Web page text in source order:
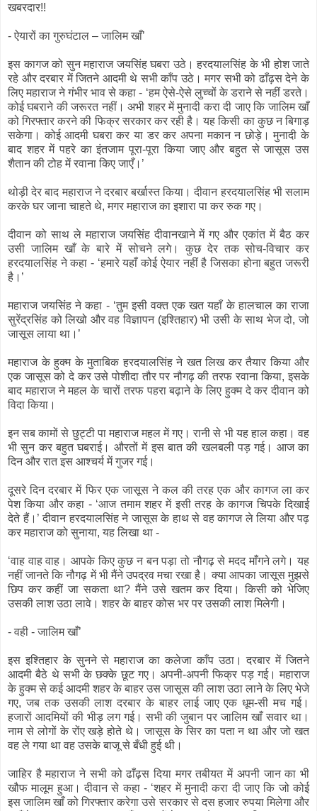
खबरदार!!
- ऐयारों का गुरुघंटाल – जालिम खाँ’
इस कागज को सुन महाराज जयसिंह घबरा उठे। हरदयालसिंह के भी होश जाते
रहे और दरबार में जितने आदमी थे सभी काँप उठे। मगर सभी को ढाँढ़स देने के
लिए महाराज ने गंभीर भाव से कहा - ‘हम ऐसे-ऐसे लुच्चों के डराने से नहीं डरते।
कोई घबराने की जरूरत नहीं। अभी शहर में मुनादी करा दी जाए कि जालिम खाँ
को गिरफ्तार करने की फिक्र सरकार कर रही है। यह किसी का कुछ न बिगाड़
सकेगा। कोई आदमी घबरा कर या डर कर अपना मकान न छोड़े। मुनादी के
बाद शहर में पहरे का इंतजाम पूरा-पूरा किया जाए और बहुत से जासूस उस
शैतान की टोह में रवाना किए जाएँ।’
थोड़ी देर बाद महाराज ने दरबार बर्खास्त किया। दीवान हरदयालसिंह भी सलाम
करके घर जाना चाहते थे, मगर महाराज का इशारा पा कर रुक गए।
दीवान को साथ ले महाराज जयसिंह दीवानखाने में गए और एकांत में बैठ कर
उसी जालिम खाँ के बारे में सोचने लगे। कुछ देर तक सोच-विचार कर
हरदयालसिंह ने कहा - ‘हमारे यहाँ कोई ऐयार नहीं है जिसका होना बहुत जरूरी
है।’
महाराज जयसिंह ने कहा - ‘तुम इसी वक्त एक खत यहाँ के हालचाल का राजा
सुरेंद्रसिंह को लिखो और वह विज्ञापन (इश्तिहार) भी उसी के साथ भेज दो, जो
जासूस लाया था।’
महाराज के हुक्म के मुताबिक हरदयालसिंह ने खत लिख कर तैयार किया और
एक जासूस को दे कर उसे पोशीदा तौर पर नौगढ़ की तरफ रवाना किया, इसके
बाद महाराज ने महल के चारों तरफ पहरा बढ़ाने के लिए हुक्म दे कर दीवान को
विदा किया।
इन सब कामों से छुट्टी पा महाराज महल में गए। रानी से भी यह हाल कहा। वह
भी सुन कर बहुत घबराई। औरतों में इस बात की खलबली पड़ गई। आज का
दिन और रात इस आश्चर्य में गुजर गई।
दूसरे दिन दरबार में फिर एक जासूस ने कल की तरह एक और कागज ला कर
पेश किया और कहा - ‘आज तमाम शहर में इसी तरह के कागज चिपके दिखाई
देते हैं।’ दीवान हरदयालसिंह ने जासूस के हाथ से वह कागज ले लिया और पढ़
कर महाराज को सुनाया, यह लिखा था -
‘वाह वाह वाह। आपके किए कुछ न बन पड़ा तो नौगढ़ से मदद माँगने लगे। यह
नहीं जानते कि नौगढ़ में भी मैंने उपद्रव मचा रखा है। क्या आपका जासूस मुझसे
छिप कर कहीं जा सकता था? मैंने उसे खतम कर दिया। किसी को भेजिए
उसकी लाश उठा लावे। शहर के बाहर कोस भर पर उसकी लाश मिलेगी।
- वही - जालिम खाँ’
इस इश्तिहार के सुनने से महाराज का कलेजा काँप उठा। दरबार में जितने
आदमी बैठे थे सभी के छक्के छूट गए। अपनी-अपनी फिक्र पड़ गई। महाराज
के हुक्म से कई आदमी शहर के बाहर उस जासूस की लाश उठा लाने के लिए भेजे
गए, जब तक उसकी लाश दरबार के बाहर लाई जाए एक धूम-सी मच गई।
हजारों आदमियों की भीड़ लग गई। सभी की जुबान पर जालिम खाँ सवार था।
नाम से लोगों के रोंए खड़े होते थे। जासूस के सिर का पता न था और जो खत
वह ले गया था वह उसके बाजू से बँधी हुई थी।
जाहिर है महाराज ने सभी को ढाँढ़स दिया मगर तबीयत में अपनी जान का भी
खौफ मालूम हुआ। दीवान से कहा - ‘शहर में मुनादी करा दी जाए कि जो कोई
इस जालिम खाँ को गिरफ्तार करेगा उसे सरकार से दस हजार रुपया मिलेगा और